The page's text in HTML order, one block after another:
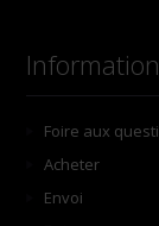
Information
Foire aux
Acheter
Envoi